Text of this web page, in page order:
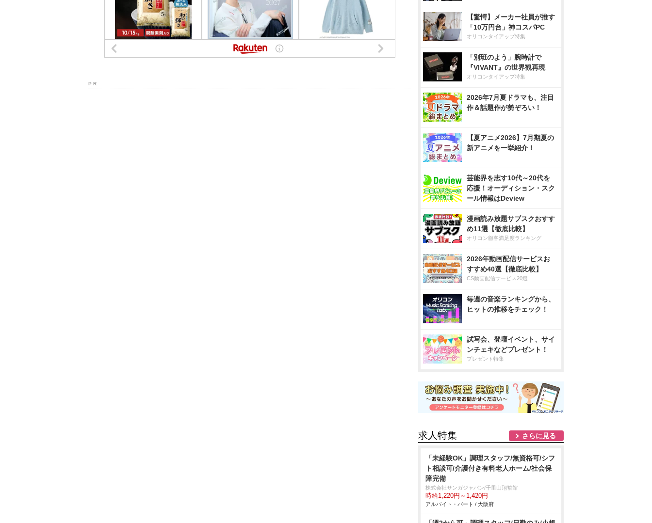
P R
【驚愕】メーカー社員が推す
「10万円台」神コスパPC
オリコンタイアップ特集
「別班のよう」腕時計で
『VIVANT』の世界観再現
オリコンタイアップ特集
2026年7月夏ドラマも、注目
作＆話題作が勢ぞろい！
【夏アニメ2026】7月期夏の
新アニメを一挙紹介！
芸能界を志す10代～20代を
応援！オーディション・スク
ール情報はDeview
漫画読み放題サブスクおすす
め11選【徹底比較】
オリコン顧客満足度ランキング
2026年動画配信サービスお
すすめ40選【徹底比較】
CS動画配信サービス20選
毎週の音楽ランキングから、
ヒットの推移をチェック！
試写会、登壇イベント、サイ
ンチェキなどプレゼント！
プレゼント特集
求人特集 さらに見る
「未経験OK」調理スタッフ/無資格可/シフ
ト相談可/介護付き有料老人ホーム/社会保
障完備
株式会社サンガジャパン/千里山翔裕館
時給1,220円～1,420円
アルバイト・パート / 大阪府